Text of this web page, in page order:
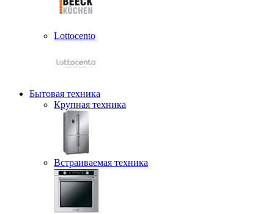
Lottocento
Бытовая техника
Крупная техника
Встраиваемая техника